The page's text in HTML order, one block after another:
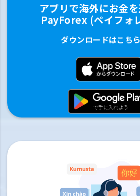
アプリで海外にお金
PayForex (ペイフォ
ダウンロードはこち